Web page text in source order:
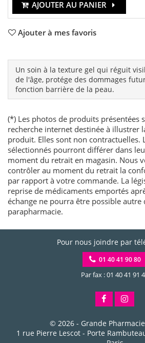
AJOUTER AU PANIER
Ajouter à mes favoris
Un soin à la texture gel qui réguit
de l'âge, protége des dommages
fonction barrière de la peau.
(*) Les photos de produits présentées
recherche internet destinée à illustrer
produit. Elles sont non contractuelles.
sélectionnés pourront différer dans
moment du retrait en magasin. Nous
contrôler au moment du retrait la
par rapport à votre commande. La
reprise de médicaments emportés
échange ne pourra être possible
parapharmacie.
Pour nous joindre par
01 40 41 90 80
Par fax : 01 40 41 91
© 2026 - Grande
1 rue Pierre Lescot - Porte